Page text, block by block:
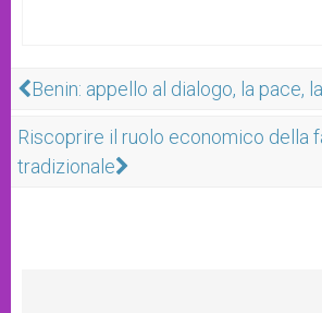
Benin: appello al dialogo, la pace,
Riscoprire il ruolo economico della
tradizionale